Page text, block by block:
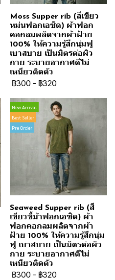
Moss Supper rib (สีเขียว
หม่นฟอกเอซิด) ผ้าฟอก
คอกลมผลิตจากผ้าฝ้าย
100% ให้ความรู้สึกนุ่มฟู
เบาสบาย เป็นมิตรต่อผิว
กาย ระบายอากาศดีไม่
เหนียวติดตัว
฿300 - ฿320
New Arrival
Best Seller
Pre Order
Seaweed Supper rib (สี
เขียวขี้ม้าฟอกเอซิด) ผ้า
ฟอกคอกลมผลิตจากผ้า
ฝ้าย 100% ให้ความรู้สึกนุ่ม
ฟู เบาสบาย เป็นมิตรต่อผิว
กาย ระบายอากาศดีไม่
เหนียวติดตัว
฿300 - ฿320